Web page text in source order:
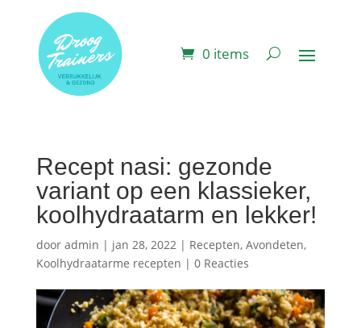
0 items
Recept nasi: gezonde
variant op een klassieker,
koolhydraatarm en lekker!
door admin | jan 28, 2022| Recepten, Avondeten,
Koolhydraatarme recepten | 0 Reacties